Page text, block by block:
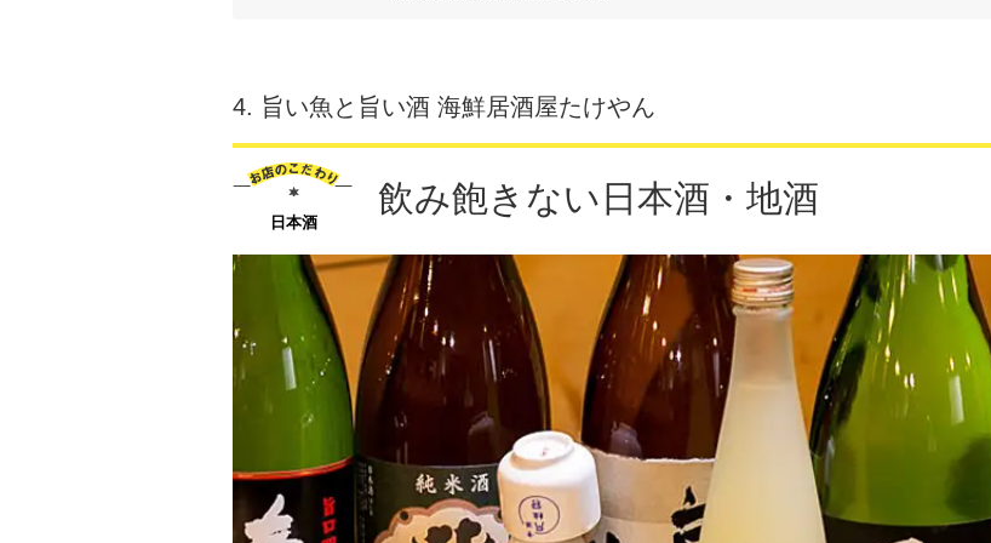
4. 旨い魚と旨い酒 海鮮居酒屋たけやん
日本酒
飲み飽きない日本酒・地酒